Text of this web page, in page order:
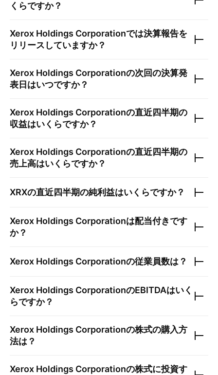
くらですか？
Xerox Holdings Corporationでは決算報告を
リリースしていますか？
Xerox Holdings Corporationの次回の決算発
表日はいつですか？
Xerox Holdings Corporationの直近四半期の
収益はいくらですか？
Xerox Holdings Corporationの直近四半期の
売上高はいくらですか？
XRXの直近四半期の純利益はいくらですか？
Xerox Holdings Corporationは配当付きです
か？
Xerox Holdings Corporationの従業員数は？
Xerox Holdings CorporationのEBITDAはいく
らですか？
Xerox Holdings Corporationの株式の購入方
法は？
Xerox Holdings Corporationの株式に投資す